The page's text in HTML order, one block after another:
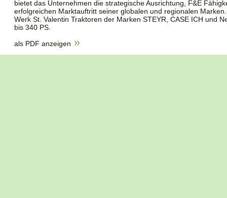
bietet das Unternehmen die strategische Ausrichtung, F&E
erfolgreichen Marktauftritt seiner globalen und regionalen
Werk St. Valentin Traktoren der Marken STEYR, CASE ICH und
bis 340 PS.
als PDF anzeigen